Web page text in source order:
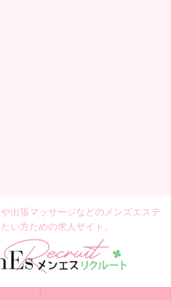
出張マッサージなどの メンズエステ
い方ための求人サイト。